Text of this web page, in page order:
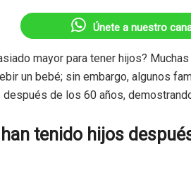
Únete a nuestro
mayor para tener hijos?
un bebé; sin embargo, algunos
de los 60 años,
tenido hijos